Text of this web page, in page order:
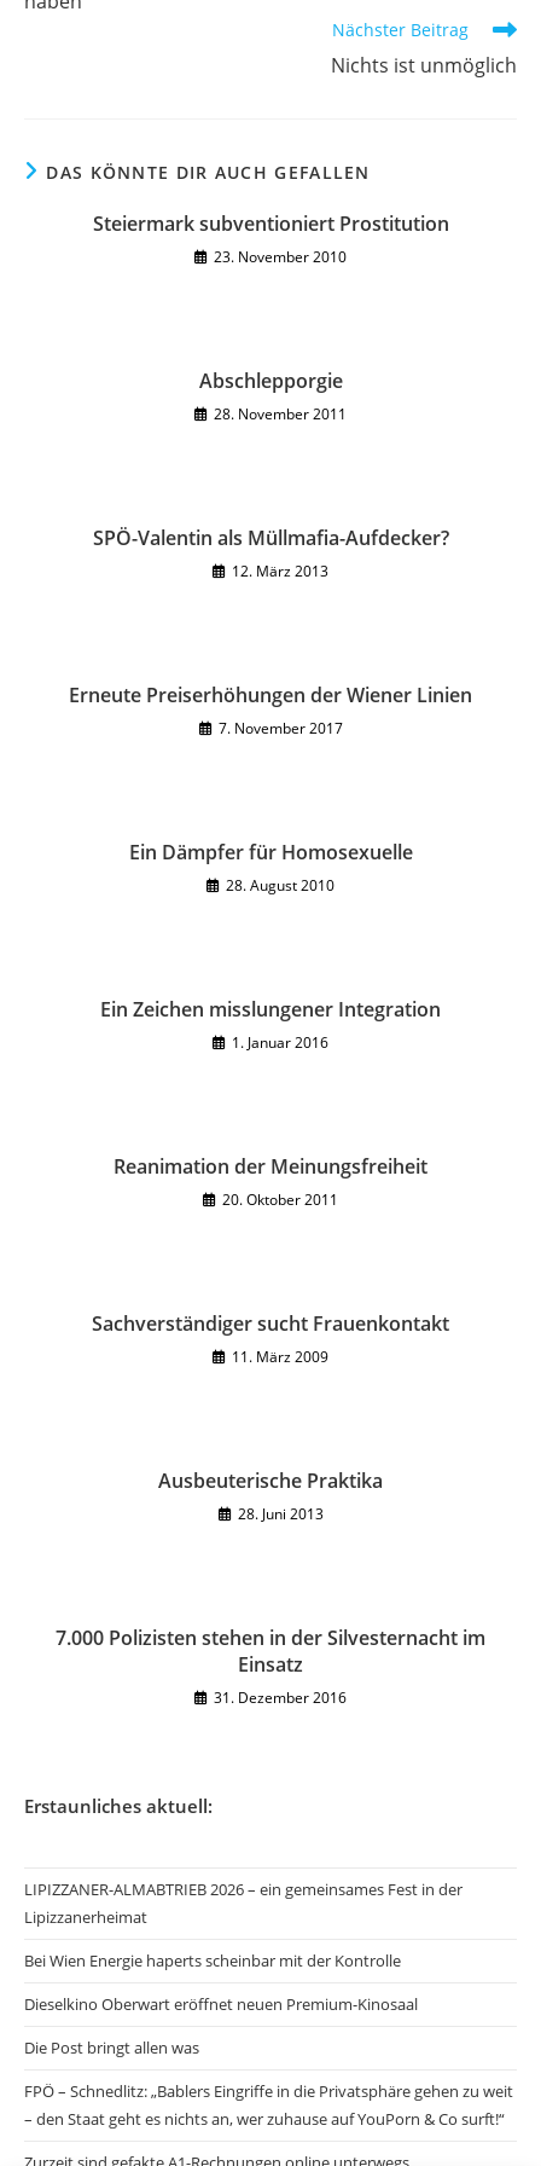
Nächster Beitrag
Nichts ist unmöglich
DAS KÖNNTE DIR AUCH GEFALLEN
Steiermark subventioniert Prostitution
23. November 2010
Abschlepporgie
28. November 2011
SPÖ-Valentin als Müllmafia-Aufdecker?
12. März 2013
Erneute Preiserhöhungen der Wiener Linien
7. November 2017
Ein Dämpfer für Homosexuelle
28. August 2010
Ein Zeichen misslungener Integration
1. Januar 2016
Reanimation der Meinungsfreiheit
20. Oktober 2011
Sachverständiger sucht Frauenkontakt
11. März 2009
Ausbeuterische Praktika
28. Juni 2013
7.000 Polizisten stehen in der Silvesternacht im
Einsatz
31. Dezember 2016
Erstaunliches aktuell:
LIPIZZANER-ALMABTRIEB 2026 – ein gemeinsames Fest in der
Lipizzanerheimat
Bei Wien Energie haperts scheinbar mit der Kontrolle
Dieselkino Oberwart eröffnet neuen Premium-Kinosaal
Die Post bringt allen was
FPÖ – Schnedlitz: „Bablers Eingriffe in die Privatsphäre gehen zu weit
– den Staat geht es nichts an, wer zuhause auf YouPorn & Co surft!“